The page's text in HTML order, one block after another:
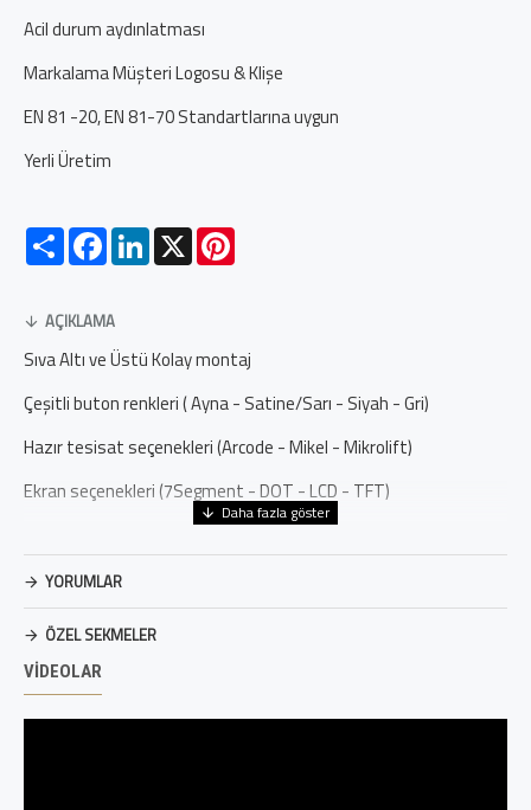
Acil durum aydınlatması
Markalama Müşteri Logosu & Klişe
EN 81 -20, EN 81-70 Standartlarına uygun
Yerli Üretim
PaylaşFacebookLinkedIn
X
AÇIKLAMA
Sıva Altı ve Üstü Kolay montaj
Çeşitli buton renkleri ( Ayna - Satine/Sarı - Siyah - Gri)
Hazır tesisat seçenekleri (Arcode - Mikel - Mikrolift)
Ekran seçenekleri (7Segment - DOT - LCD - TFT)
Markalama Müşteri Logosu & Klişe
EN 81 -20, EN 81-70 Standartlarına uygun
Yerli Üretim
YORUMLAR
ÖZEL SEKMELER
VIDEOLAR